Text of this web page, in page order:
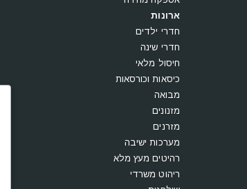
ארונות
חדרי ילדים
חדרי שינה
חיסול מלאי
כיסאות וכורסאות
מבואה
מזנונים
מזרנים
מערכות ישיבה
רהיטים מעץ מלא
ריהוט משרדי